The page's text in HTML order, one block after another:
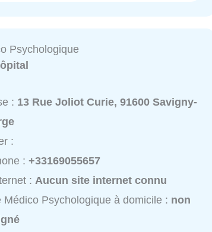
Psychologique
: 13 Rue Joliot Curie, 91600 Savigny-
:
:+33169055657
: Aucun site internet connu
Médico Psychologique à domicile : non